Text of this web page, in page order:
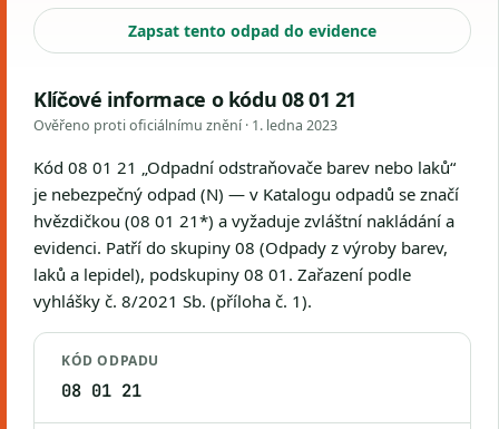
Zapsat tento odpad do evidence
Klíčové informace o kódu 08 01 21
Ověřeno proti oficiálnímu znění · 1. ledna 2023
Kód 08 01 21 „Odpadní odstraňovače barev nebo laků“
je nebezpečný odpad (N) — v Katalogu odpadů se značí
hvězdičkou (08 01 21*) a vyžaduje zvláštní nakládání a
evidenci. Patří do skupiny 08 (Odpady z výroby barev,
laků a lepidel), podskupiny 08 01. Zařazení podle
vyhlášky č. 8/2021 Sb. (příloha č. 1).
KÓD ODPADU
08 01 21